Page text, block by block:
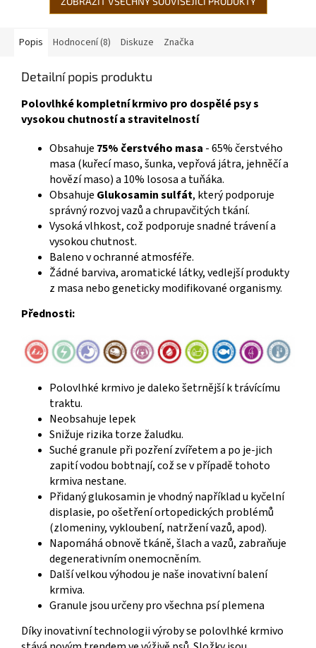
Popis Hodnocení (8) Diskuze Značka
Detailní popis produktu
Polovlhké kompletní krmivo pro dospělé psy s
vysokou chutností a stravitelností
Obsahuje 75% čerstvého masa - 65% čerstvého
masa (kuřecí maso, šunka, vepřová játra, jehněčí a
hovězí maso) a 10% lososa a tuňáka.
Obsahuje Glukosamin sulfát, který podporuje
správný rozvoj vazů a chrupavčitých tkání.
Vysoká vlhkost, což podporuje snadné trávení a
vysokou chutnost.
Baleno v ochranné atmosféře.
Žádné barviva, aromatické látky, vedlejší produkty
z masa nebo geneticky modifikované organismy.
Přednosti:
Polovlhké krmivo je daleko šetrnější k trávícímu
traktu.
Neobsahuje lepek
Snižuje rizika torze žaludku.
Suché granule při pozření zvířetem a po je-jich
zapití vodou bobtnají, což se v případě tohoto
krmiva nestane.
Přidaný glukosamin je vhodný například u kyčelní
displasie, po ošetření ortopedických problémů
(zlomeniny, vykloubení, natržení vazů, apod).
Napomáhá obnově tkáně, šlach a vazů, zabraňuje
degenerativním onemocněním.
Další velkou výhodou je naše inovativní balení
krmiva.
Granule jsou určeny pro všechna psí plemena
Díky inovativní technologii výroby se polovlhké krmivo